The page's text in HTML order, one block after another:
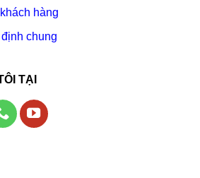
hàng
chung
TẠI